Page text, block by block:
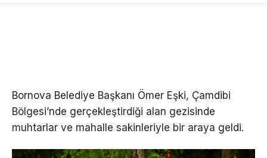
Bornova Belediye Başkanı Ömer Eşki, Çamdibi
Bölgesi’nde gerçekleştirdiği alan gezisinde
muhtarlar ve mahalle sakinleriyle bir araya geldi.